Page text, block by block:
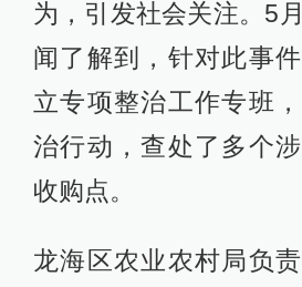
为，引发社会关注。5
闻了解到，针对此事
立专项整治工作专班
治行动，查处了多个
收购点。
龙海区农业农村局负